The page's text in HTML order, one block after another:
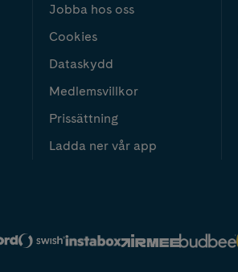
Jobba hos oss
Cookies
Dataskydd
Medlemsvillkor
Prissättning
Ladda ner vår app